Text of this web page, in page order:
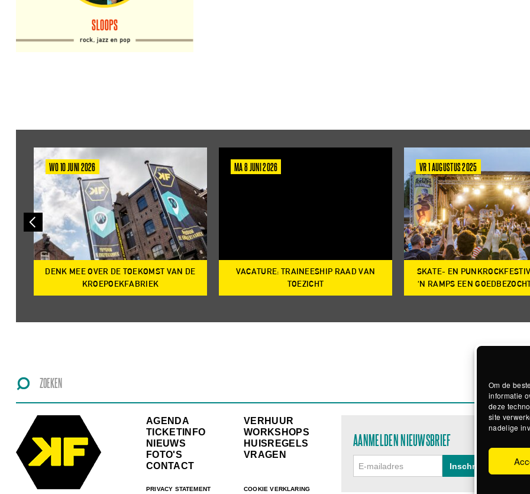
Om de
informatie
deze
site
nadelige
WO 10 JUNI 2026
DENK MEE OVER DE TOEKOMST VAN DE
KROEPOEKFABRIEK
MA 8 JUNI 2026
VACATURE: TRAINEESHIP RAAD VAN
TOEZICHT
VR 1 AUGUSTUS 2025
SKATE- EN
‘N RAMPS EEN
AGENDA
TICKETINFO
NIEUWS
FOTO'S
CONTACT
PRIVACY STATEMENT
VERHUUR
WORKSHOPS
HUISREGELS
VRAGEN
COOKIE VERKLARING
AANMELDEN NIEUWSBRIEF